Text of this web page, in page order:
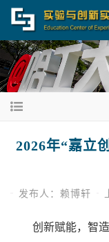
2026年“嘉立
发布人：赖博轩
创新赋能，智